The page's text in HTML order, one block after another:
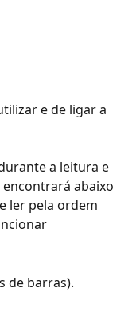
e de ligar a
a leitura e
abaixo
ler pela ordem
de barras).